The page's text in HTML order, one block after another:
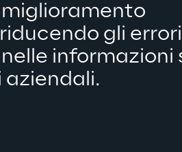
gli
informazioni
aziendali.